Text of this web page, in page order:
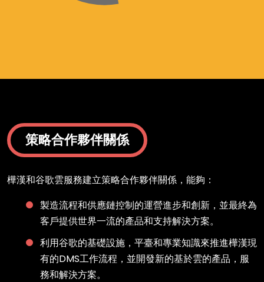
策略合作夥伴關係
樺漢和谷歌雲服務建立策略合作夥伴關係，能夠：
製造流程和供應鏈控制的運營進步和創新，並最終為
客戶提供世界一流的產品和支持解決方案。
利用谷歌的基礎設施，平臺和專業知識來推進樺漢現
有的DMS工作流程，並開發新的基於雲的產品，服
務和解決方案。